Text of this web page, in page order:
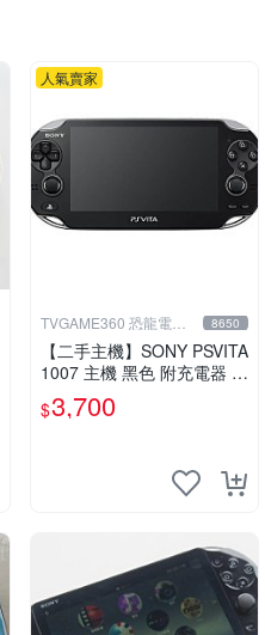
人氣賣家
TVGAME360 恐龍電玩- 8650
【二手主機】SONY PSVITA
1007 主機 黑色 附充電器 U
SB傳輸線 PS VITA PSV【台
中恐龍電玩】
$3,700